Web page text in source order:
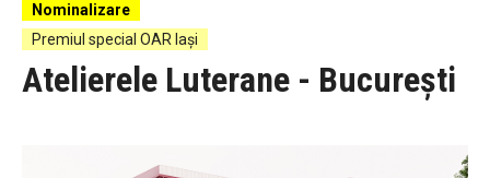
Nominalizare
Premiul special OAR Iași
Atelierele Luterane - București